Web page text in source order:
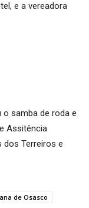
e a vereadora
o samba de roda e
Assitência
dos Terreiros e
de Osasco